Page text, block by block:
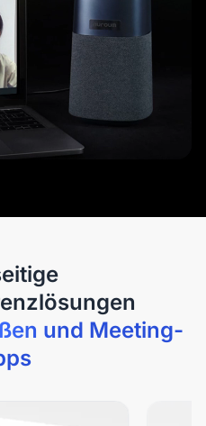
und Meeting-